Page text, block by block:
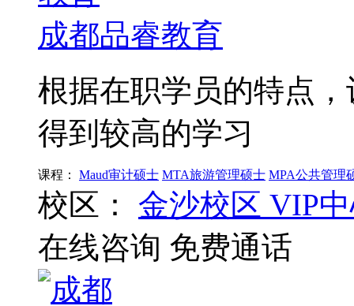
成都品睿教育
根据在职学员的特点
得到较高的学习
课程： Maud审计硕士 MTA旅游管理硕士 MPA公共管理
校区： 金沙校区 VIP
在线咨询 免费通话